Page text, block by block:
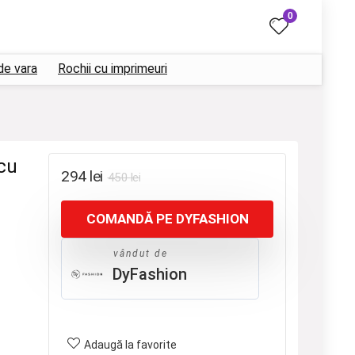
0
vara Rochii cu imprimeuri
450leiPrețul
inițial
a
fost:
450 lei.
294 lei
Prețul
curent
este:
294 lei.
COMANDĂ PE DYFASHION
vândut de
DyFashion
Adaugă la favorite